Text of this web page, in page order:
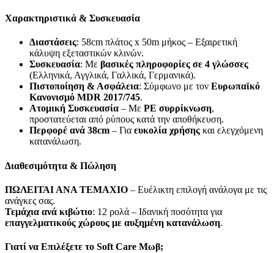
Χαρακτηριστικά & Συσκευασία
Διαστάσεις: 58cm πλάτος x 50m μήκος – Εξαιρετική
κάλυψη εξεταστικών κλινών.
Συσκευασία: Με βασικές πληροφορίες σε 4 γλώσσες
(Ελληνικά, Αγγλικά, Γαλλικά, Γερμανικά).
Πιστοποίηση & Ασφάλεια: Σύμφωνο με τον Ευρωπαϊκό
Κανονισμό MDR 2017/745.
Ατομική Συσκευασία – Με PE συρρίκνωση,
προστατεύεται από ρύπους κατά την αποθήκευση.
Περφορέ ανά 38cm – Για ευκολία χρήσης και ελεγχόμενη
κατανάλωση.
Διαθεσιμότητα & Πώληση
ΠΩΛΕΙΤΑΙ ΑΝΑ ΤΕΜΑΧΙΟ – Ευέλικτη επιλογή ανάλογα με τις
ανάγκες σας.
Τεμάχια ανά κιβώτιο: 12 ρολά – Ιδανική ποσότητα για
επαγγελματικούς χώρους με αυξημένη κατανάλωση.
Γιατί να Επιλέξετε το Soft Care Μωβ;